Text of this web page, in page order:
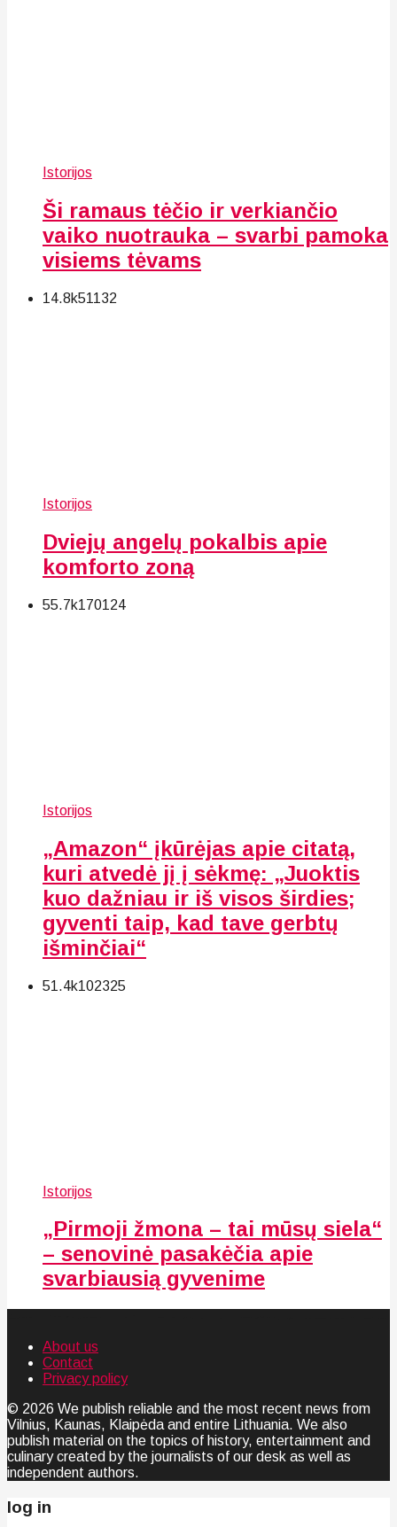
Istorijos
Ši ramaus tėčio ir verkiančio
vaiko nuotrauka – svarbi pamoka
visiems tėvams
14.8k51 132
Istorijos
Dviejų angelų pokalbis apie
komforto zoną
55.7k170124
Istorijos
„Amazon“ įkūrėjas apie citatą,
kuri atvedė jį į sėkmę: „Juoktis
kuo dažniau ir iš visos širdies;
gyventi taip, kad tave gerbtų
išminčiai“
51.4k102325
Istorijos
„Pirmoji žmona – tai mūsų siela“
– senovinė pasakėčia apie
svarbiausią gyvenime
About us
Contact
Privacy policy
© 2026 We publish reliable and the most recent news from
Vilnius, Kaunas, Klaipėda and entire Lithuania. We also
publish material on the topics of history, entertainment and
culinary created by the journalists of our desk as well as
independent authors.
log in